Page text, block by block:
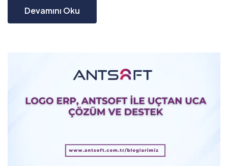
Devamını Oku